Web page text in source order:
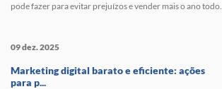
pode fazer para evitar prejuízos e vender mais o ano todo.
09 dez. 2025
Marketing digital barato e eficiente: ações
para p...